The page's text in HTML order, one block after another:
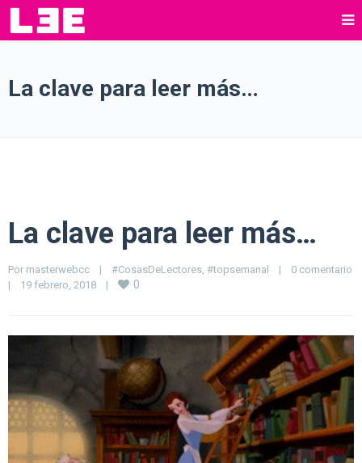
La clave para leer más…
La clave para leer más…
Por masterwebcc | #CosasDeLectores, #topsemanal |
0 comentario
|
19 febrero, 2018 | 0